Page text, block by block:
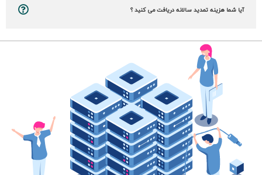
آیا شما هزینه تمدید سالانه دریافت می کنید ؟